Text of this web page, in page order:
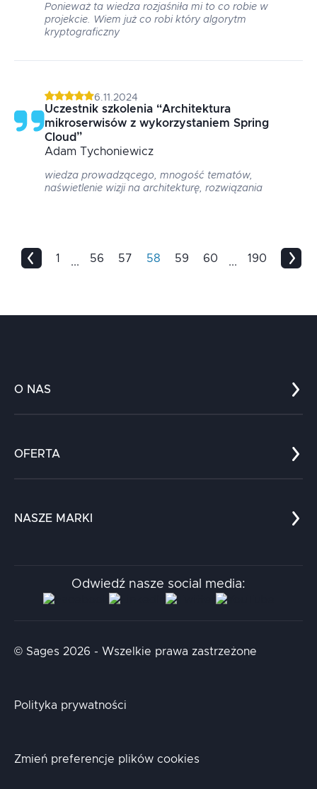
Ponieważ ta wiedza rozjaśniła mi to co robie w
projekcie. Wiem już co robi który algorytm
kryptograficzny
6.11.2024
Uczestnik szkolenia “Architektura
mikroserwisów z wykorzystaniem Spring
Cloud”
Adam Tychoniewicz
wiedza prowadzącego, mnogość tematów,
naświetlenie wizji na architekturę, rozwiązania
1 ... 56 57 58 59 60 ... 190
O NAS
Kariera
Kontakt
OFERTA
Chatboty
NASZE MARKI
Aidapta
AI & NLP Day
Odwiedź nasze social media:
© Sages 2026 - Wszelkie prawa zastrzeżone
Polityka prywatności
Zmień preferencje plików cookies